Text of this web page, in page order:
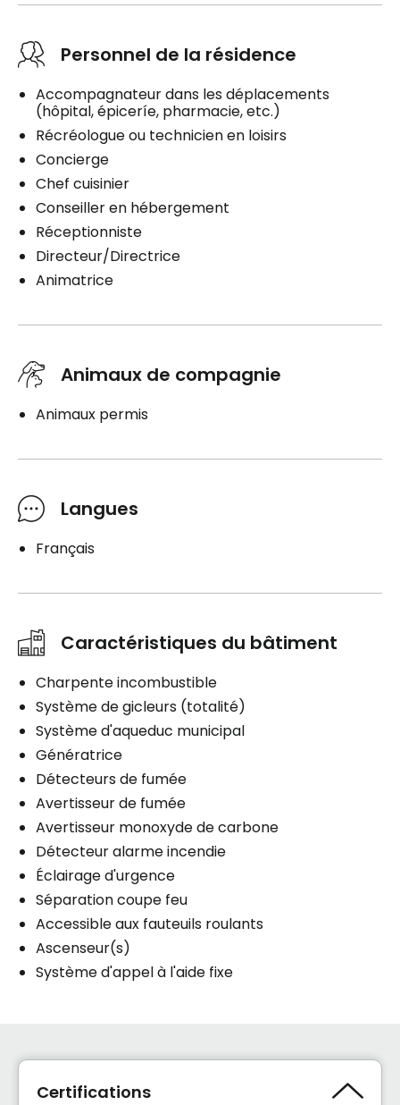
Personnel de la résidence
Accompagnateur dans les déplacements
(hôpital, épiceríe, pharmacie, etc.)
Récréologue ou technicien en loisirs
Concierge
Chef cuisinier
Conseiller en hébergement
Réceptionniste
Directeur/Directrice
Animatrice
Animaux de compagnie
Animaux permis
Langues
Français
Caractéristiques du bâtiment
Charpente incombustible
Système de gicleurs (totalité)
Système d'aqueduc municipal
Génératrice
Détecteurs de fumée
Avertisseur de fumée
Avertisseur monoxyde de carbone
Détecteur alarme incendie
Éclairage d'urgence
Séparation coupe feu
Accessible aux fauteuils roulants
Ascenseur(s)
Système d'appel à l'aide fixe
Certifications